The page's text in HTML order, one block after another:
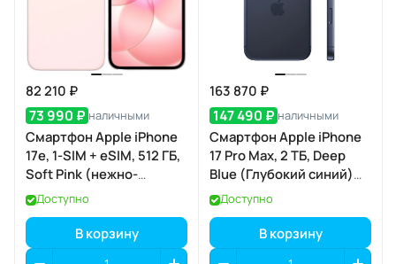
82 210 ₽
73 990 ₽ наличными
Смартфон Apple iPhone
17e, 1-SIM + eSIM, 512 ГБ,
Soft Pink (нежно-
розовый)
Доступно
В корзину
163 870 ₽
147 490 ₽ наличными
Смартфон Apple iPhone
17 Pro Max, 2 ТБ, Deep
Blue (Глубокий синий)
Dual eSIM
Доступно
В корзину